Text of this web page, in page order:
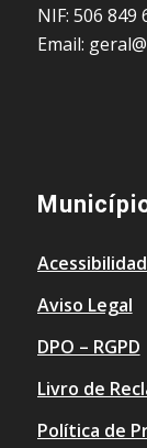
NIF: 506 849
Email:
Aviso Legal
DPO – RGPD
Livro de
Política de